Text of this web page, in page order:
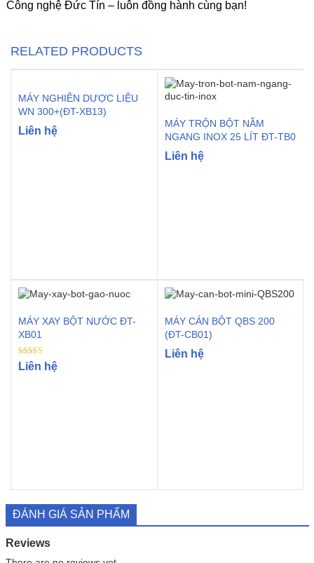
Công nghệ Đức Tín – luôn đồng hành cùng bạn!
RELATED PRODUCTS
MÁY NGHIỀN DƯỢC LIỆU
WN 300+(ĐT-XB13)
Liên hệ
MÁY TRỘN BỘT NẰM
NGANG INOX 25 LÍT ĐT-TB0
Liên hệ
MÁY XAY BỘT NƯỚC ĐT-
XB01
Rated
5.00
Liên hệ
MÁY CÁN BỘT QBS 200
(ĐT-CB01)
Liên hệ
ĐÁNH GIÁ SẢN PHẨM
Reviews